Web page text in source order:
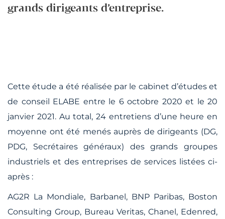
grands dirigeants d’entreprise.
Cette étude a été réalisée par le cabinet d’études et
de conseil ELABE entre le 6 octobre 2020 et le 20
janvier 2021. Au total, 24 entretiens d’une heure en
moyenne ont été menés auprès de dirigeants (DG,
PDG, Secrétaires généraux) des grands groupes
industriels et des entreprises de services listées ci-
après :
AG2R La Mondiale, Barbanel, BNP Paribas, Boston
Consulting Group, Bureau Veritas, Chanel, Edenred,